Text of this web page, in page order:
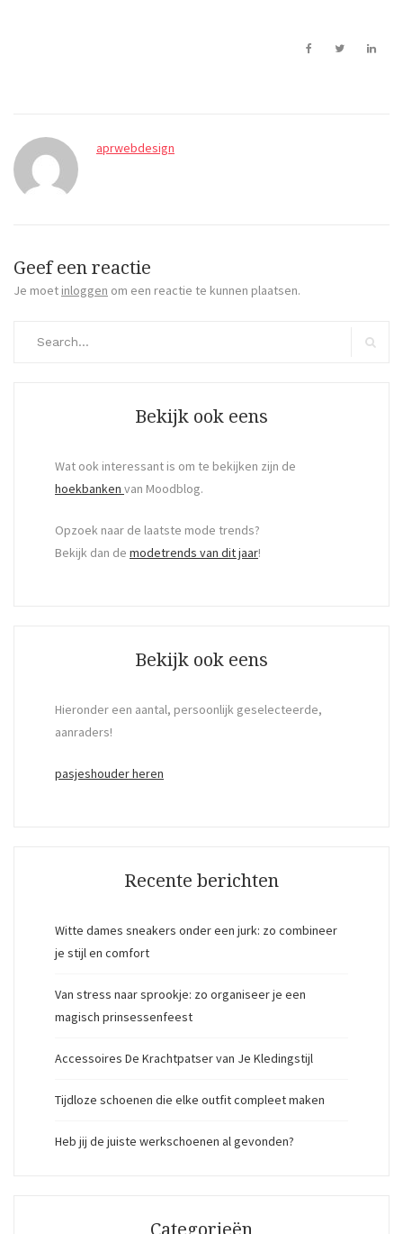
aprwebdesign
Geef een reactie
Je moet inloggen om een reactie te kunnen plaatsen.
Bekijk ook eens
Wat ook interessant is om te bekijken zijn de
hoekbanken van Moodblog.
Opzoek naar de laatste mode trends?
Bekijk dan de modetrends van dit jaar!
Bekijk ook eens
Hieronder een aantal, persoonlijk geselecteerde,
aanraders!
pasjeshouder heren
Recente berichten
Witte dames sneakers onder een jurk: zo combineer
je stijl en comfort
Van stress naar sprookje: zo organiseer je een
magisch prinsessenfeest
Accessoires De Krachtpatser van Je Kledingstijl
Tijdloze schoenen die elke outfit compleet maken
Heb jij de juiste werkschoenen al gevonden?